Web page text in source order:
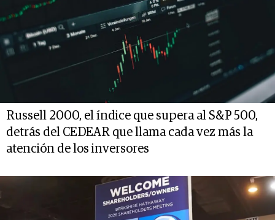
Russell 2000, el índice que supera al S&P 500,
detrás del CEDEAR que llama cada vez más la
atención de los inversores